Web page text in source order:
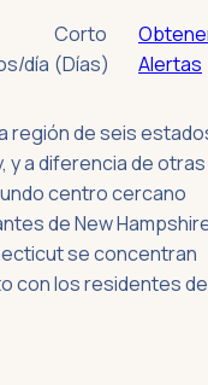
día
Corto
(Días)
Alertas
región de seis
y a diferencia de otras
centro cercano
de New
se concentran
con los residentes